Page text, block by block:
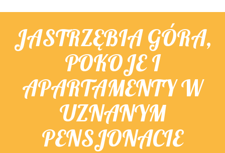
JASTRZĘBIA GÓRA,
POKOJE I
APARTAMENTY W
UZNANYM
PENSJONACIE